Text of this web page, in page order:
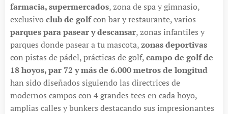
farmacia, supermercados, zona de spa y gimnasio,
exclusivo club de golfcon bar y restaurante, varios
parques para pasear y descansar, zonas infantiles y
parques donde pasear a tu mascota,zonas deportivas
con pistas de pádel, prácticas de golf,campo de golf de
18 hoyos, par 72 y más de 6.000 metros de longitud
han sido diseñados siguiendo las directrices de
modernos campos con 4 grandes tees en cada hoyo,
amplias calles y bunkers destacando sus impresionantes